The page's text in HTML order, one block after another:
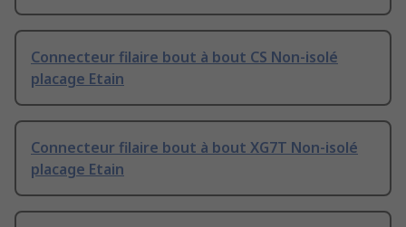
Connecteur filaire bout à bout CS Non-isolé
placage Etain
Connecteur filaire bout à bout XG7T Non-isolé
placage Etain